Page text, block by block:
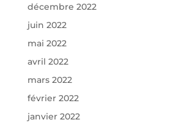
décembre 2022
juin 2022
mai 2022
avril 2022
mars 2022
février 2022
janvier 2022